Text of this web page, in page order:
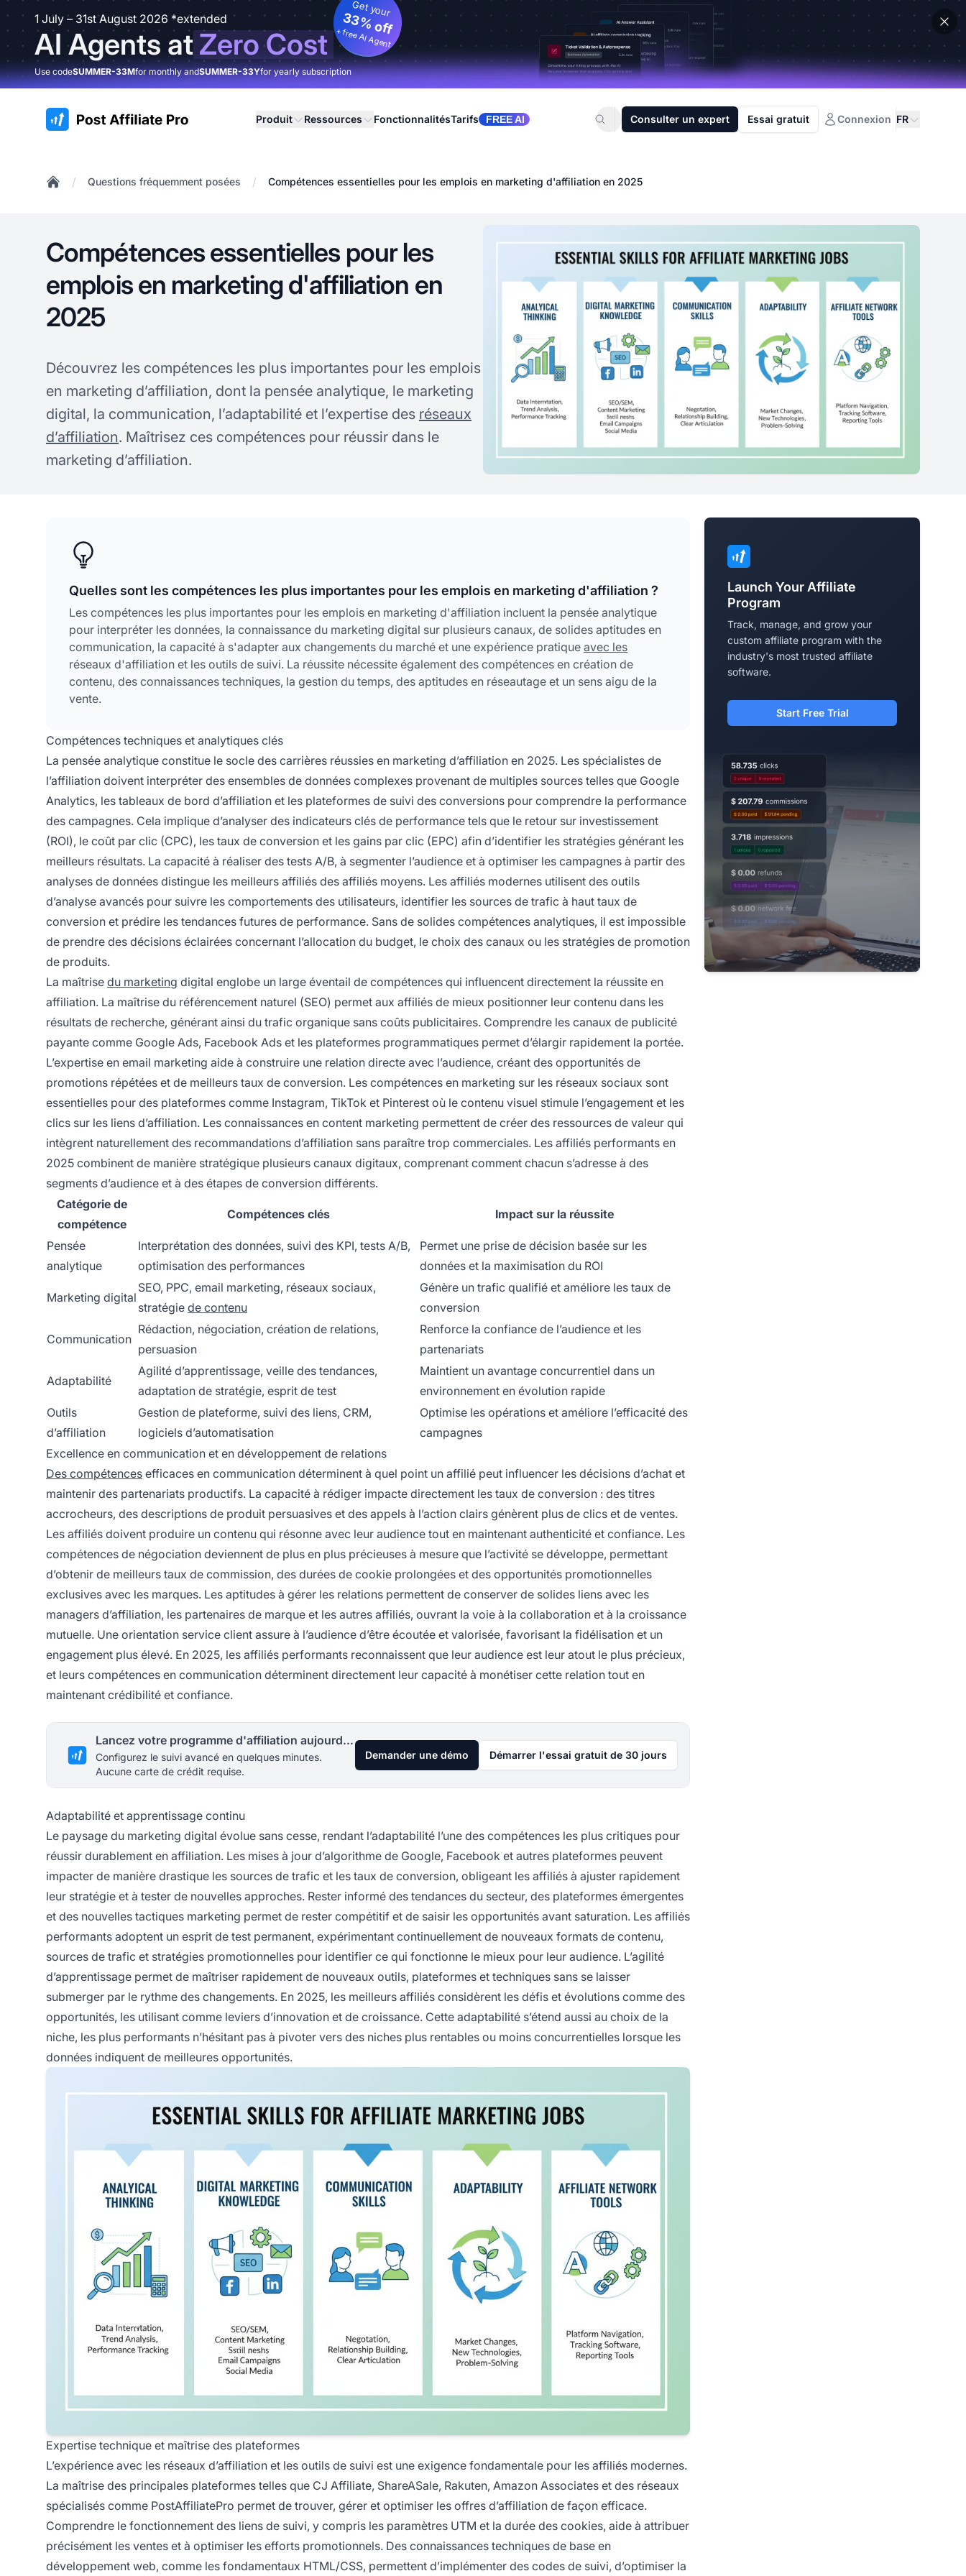
1 July – 31st August 2026 *extended
AI Agents atZero Cost
Get your
33% off
+ free AI Agent
Use codeSUMMER-33Mfor monthly andSUMMER-33Yfor yearly subscription
:site.title Produit Ressources FonctionnalitésTarifs FREE AI Consulter un expert Essai gratuit Connexion FR
/ Questions fréquemment posées / Compétences essentielles pour les emplois en marketing d'affiliation en 2025
Compétences essentielles pour les
emplois en marketing d'affiliation en
2025
Découvrez les compétences les plus importantes pour les emplois
en marketing d’affiliation, dont la pensée analytique, le marketing
digital, la communication, l’adaptabilité et l’expertise des réseaux
d’affiliation. Maîtrisez ces compétences pour réussir dans le
marketing d’affiliation.
Quelles sont les compétences les plus importantes pour les emplois en marketing d'affiliation ?
Les compétences les plus importantes pour les emplois en marketing d'affiliation incluent la pensée analytique
pour interpréter les données, la connaissance du marketing digital sur plusieurs canaux, de solides aptitudes en
communication, la capacité à s'adapter aux changements du marché et une expérience pratique avec les
réseaux d'affiliation et les outils de suivi. La réussite nécessite également des compétences en création de
contenu, des connaissances techniques, la gestion du temps, des aptitudes en réseautage et un sens aigu de la
vente.
Compétences techniques et analytiques clés
La pensée analytique constitue le socle des carrières réussies en marketing d’affiliation en 2025. Les spécialistes de
l’affiliation doivent interpréter des ensembles de données complexes provenant de multiples sources telles que Google
Analytics, les tableaux de bord d’affiliation et les plateformes de suivi des conversions pour comprendre la performance
des campagnes. Cela implique d’analyser des indicateurs clés de performance tels que le retour sur investissement
(ROI), le coût par clic (CPC), les taux de conversion et les gains par clic (EPC) afin d’identifier les stratégies générant les
meilleurs résultats. La capacité à réaliser des tests A/B, à segmenter l’audience et à optimiser les campagnes à partir des
analyses de données distingue les meilleurs affiliés des affiliés moyens. Les affiliés modernes utilisent des outils
d’analyse avancés pour suivre les comportements des utilisateurs, identifier les sources de trafic à haut taux de
conversion et prédire les tendances futures de performance. Sans de solides compétences analytiques, il est impossible
de prendre des décisions éclairées concernant l’allocation du budget, le choix des canaux ou les stratégies de promotion
de produits.
La maîtrise du marketing digital englobe un large éventail de compétences qui influencent directement la réussite en
affiliation. La maîtrise du référencement naturel (SEO) permet aux affiliés de mieux positionner leur contenu dans les
résultats de recherche, générant ainsi du trafic organique sans coûts publicitaires. Comprendre les canaux de publicité
payante comme Google Ads, Facebook Ads et les plateformes programmatiques permet d’élargir rapidement la portée.
L’expertise en email marketing aide à construire une relation directe avec l’audience, créant des opportunités de
promotions répétées et de meilleurs taux de conversion. Les compétences en marketing sur les réseaux sociaux sont
essentielles pour des plateformes comme Instagram, TikTok et Pinterest où le contenu visuel stimule l’engagement et les
clics sur les liens d’affiliation. Les connaissances en content marketing permettent de créer des ressources de valeur qui
intègrent naturellement des recommandations d’affiliation sans paraître trop commerciales. Les affiliés performants en
2025 combinent de manière stratégique plusieurs canaux digitaux, comprenant comment chacun s’adresse à des
segments d’audience et à des étapes de conversion différents.
Catégorie de
compétence
Compétences clés Impact sur la réussite
Pensée
analytique
Interprétation des données, suivi des KPI, tests A/B,
optimisation des performances
Permet une prise de décision basée sur les
données et la maximisation du ROI
Marketing digital
SEO, PPC, email marketing, réseaux sociaux,
stratégie de contenu
Génère un trafic qualifié et améliore les taux de
conversion
Communication
Rédaction, négociation, création de relations,
persuasion
Renforce la confiance de l’audience et les
partenariats
Adaptabilité
Agilité d’apprentissage, veille des tendances,
adaptation de stratégie, esprit de test
Maintient un avantage concurrentiel dans un
environnement en évolution rapide
Outils
d’affiliation
Gestion de plateforme, suivi des liens, CRM,
logiciels d’automatisation
Optimise les opérations et améliore l’efficacité des
campagnes
Excellence en communication et en développement de relations
Des compétences efficaces en communication déterminent à quel point un affilié peut influencer les décisions d’achat et
maintenir des partenariats productifs. La capacité à rédiger impacte directement les taux de conversion : des titres
accrocheurs, des descriptions de produit persuasives et des appels à l’action clairs génèrent plus de clics et de ventes.
Les affiliés doivent produire un contenu qui résonne avec leur audience tout en maintenant authenticité et confiance. Les
compétences de négociation deviennent de plus en plus précieuses à mesure que l’activité se développe, permettant
d’obtenir de meilleurs taux de commission, des durées de cookie prolongées et des opportunités promotionnelles
exclusives avec les marques. Les aptitudes à gérer les relations permettent de conserver de solides liens avec les
managers d’affiliation, les partenaires de marque et les autres affiliés, ouvrant la voie à la collaboration et à la croissance
mutuelle. Une orientation service client assure à l’audience d’être écoutée et valorisée, favorisant la fidélisation et un
engagement plus élevé. En 2025, les affiliés performants reconnaissent que leur audience est leur atout le plus précieux,
et leurs compétences en communication déterminent directement leur capacité à monétiser cette relation tout en
maintenant crédibilité et confiance.
Lancez votre programme d'affiliation aujourd'hui
Configurez le suivi avancé en quelques minutes.
Aucune carte de crédit requise.
Demander une démo Démarrer l'essai gratuit de 30 jours
Adaptabilité et apprentissage continu
Le paysage du marketing digital évolue sans cesse, rendant l’adaptabilité l’une des compétences les plus critiques pour
réussir durablement en affiliation. Les mises à jour d’algorithme de Google, Facebook et autres plateformes peuvent
impacter de manière drastique les sources de trafic et les taux de conversion, obligeant les affiliés à ajuster rapidement
leur stratégie et à tester de nouvelles approches. Rester informé des tendances du secteur, des plateformes émergentes
et des nouvelles tactiques marketing permet de rester compétitif et de saisir les opportunités avant saturation. Les affiliés
performants adoptent un esprit de test permanent, expérimentant continuellement de nouveaux formats de contenu,
sources de trafic et stratégies promotionnelles pour identifier ce qui fonctionne le mieux pour leur audience. L’agilité
d’apprentissage permet de maîtriser rapidement de nouveaux outils, plateformes et techniques sans se laisser
submerger par le rythme des changements. En 2025, les meilleurs affiliés considèrent les défis et évolutions comme des
opportunités, les utilisant comme leviers d’innovation et de croissance. Cette adaptabilité s’étend aussi au choix de la
niche, les plus performants n’hésitant pas à pivoter vers des niches plus rentables ou moins concurrentielles lorsque les
données indiquent de meilleures opportunités.
Expertise technique et maîtrise des plateformes
L’expérience avec les réseaux d’affiliation et les outils de suivi est une exigence fondamentale pour les affiliés modernes.
La maîtrise des principales plateformes telles que CJ Affiliate, ShareASale, Rakuten, Amazon Associates et des réseaux
spécialisés comme PostAffiliatePro permet de trouver, gérer et optimiser les offres d’affiliation de façon efficace.
Comprendre le fonctionnement des liens de suivi, y compris les paramètres UTM et la durée des cookies, aide à attribuer
précisément les ventes et à optimiser les efforts promotionnels. Des connaissances techniques de base en
développement web, comme les fondamentaux HTML/CSS, permettent d’implémenter des codes de suivi, d’optimiser la
Launch Your Affiliate
Program
Track, manage, and grow your
custom affiliate program with the
industry's most trusted affiliate
software.
Start Free Trial